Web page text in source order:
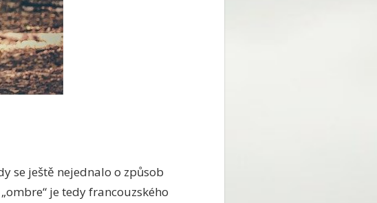
se ještě nejednalo o způsob
je tedy francouzského